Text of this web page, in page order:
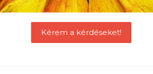
Kérem a kérdéseket!